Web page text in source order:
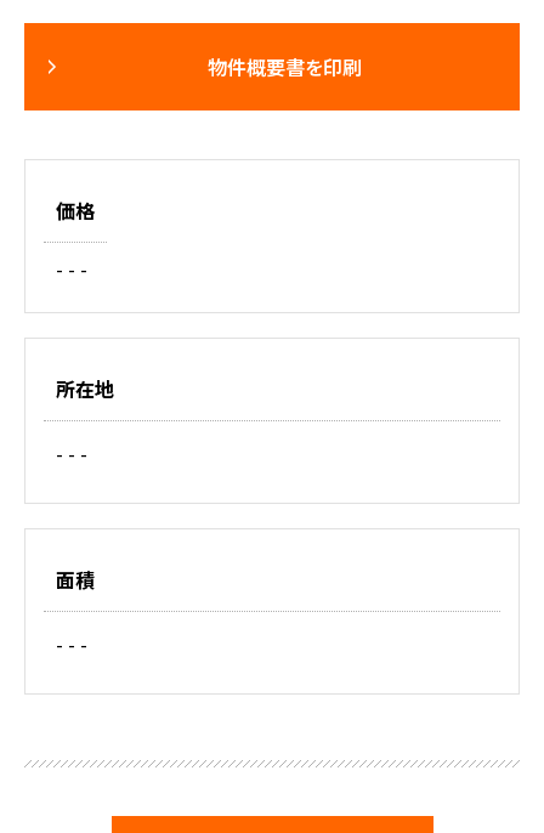
物件概要書を印刷
価格
- - -
所在地
- - -
面積
- - -